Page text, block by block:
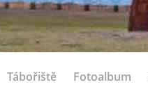
Tábořiště Fotoalbum